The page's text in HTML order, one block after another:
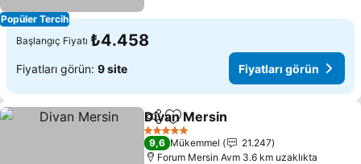
Popüler Tercih
Başlangıç Fiyatı ₺4.458
Fiyatları görün: 9 site Fiyatları görün
PaylaşFavorilerime ekle
Divan Mersin
5 Yıldız
9,6 Mükemmel
21.247
Forum Mersin Avm 3.6 km uzaklıkta